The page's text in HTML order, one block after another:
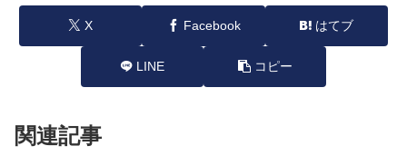
X Facebook はてブ
LINE コピー
関連記事